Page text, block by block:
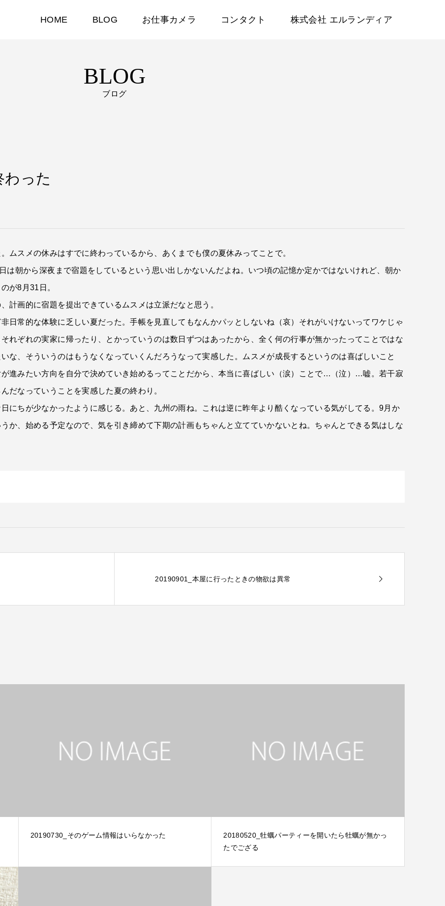
HOME BLOG お仕事カメラ コンタクト 株式会社 エルランディア
BLOG
ブログ
った
ムスメの休みはすでに終わっているから、あくまでも僕の夏休みってことで。
は朝から深夜まで宿題をしているという思い出しかないんだよね。いつ頃の記憶か定かではないけれど、朝か
が8月31日。
計画的に宿題を提出できているムスメは立派だなと思う。
日常的な体験に乏しい夏だった。手帳を見直してもなんかパッとしないね（哀）それがいけないってワケじゃ
れぞれの実家に帰ったり、とかっていうのは数日ずつはあったから、全く何の行事が無かったってことではな
な、そういうのはもうなくなっていくんだろうなって実感した。ムスメが成長するというのは喜ばしいこと
進みたい方向を自分で決めていき始めるってことだから、本当に喜ばしい（涙）ことで…（泣）…嘘。若干寂
だなっていうことを実感した夏の終わり。
にちが少なかったように感じる。あと、九州の雨ね。これは逆に昨年より酷くなっている気がしてる。9月か
か、始める予定なので、気を引き締めて下期の計画もちゃんと立てていかないとね。ちゃんとできる気はしな
20190901_本屋に行ったときの物欲は異常
20190730_そのゲーム情報はいらなかった
20180520_牡蠣パーティーを開いたら牡蠣が無かっ
たでござる